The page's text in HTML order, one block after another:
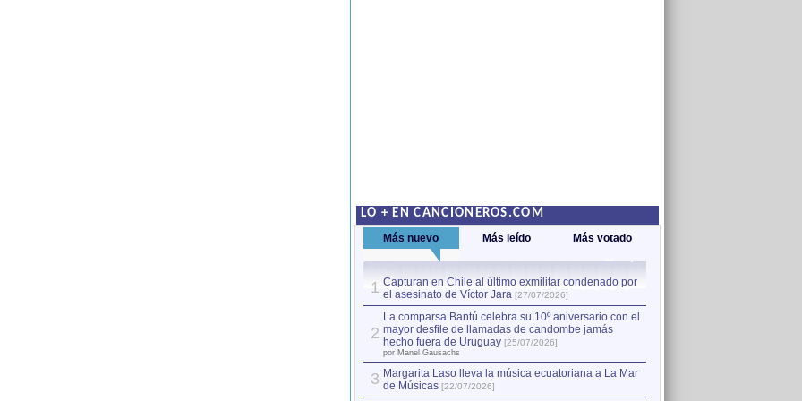
LO + EN CANCIONEROS.COM
Más nuevo Más leído Más votado
1 Capturan en Chile al último exmilitar condenado por
el asesinato de Víctor Jara [27/07/2026]
2
La comparsa Bantú celebra su 10º aniversario con el
mayor desfile de llamadas de candombe jamás
hecho fuera de Uruguay [25/07/2026]
por Manel Gausachs
3 Margarita Laso lleva la música ecuatoriana a La Mar
de Músicas [22/07/2026]